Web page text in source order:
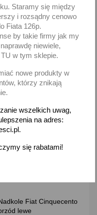
210,79 zł brutto
Dodaj
- +
Fiat Cinquecento
lewe
favorite_border
Staramy się między
i rozsądny cenowo
Fiata 126p.
by takie firmy jak my
niewiele,
w tym sklepie.
nowe produkty w
którzy znikają
wszelkich uwag,
na adres:
się rabatami!